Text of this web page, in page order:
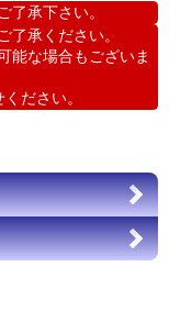
了承下さい。
了承ください。
能な場合もございま
ださい。